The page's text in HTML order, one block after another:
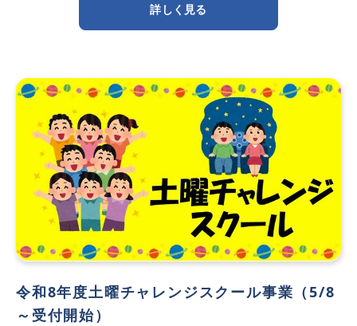
詳しく見る
令和8年度土曜チャレンジスクール事業（5/8
～受付開始）